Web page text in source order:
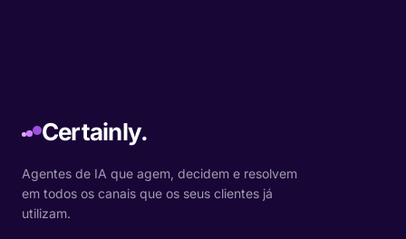
Certainly.
Agentes de IA que agem, decidem e resolvem
em todos os canais que os seus clientes já
utilizam.